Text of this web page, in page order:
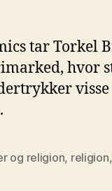
tar Torkel
hvor
og religion, religion,